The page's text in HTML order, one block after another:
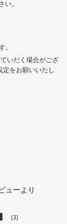
い。
。
いだく場合がござ
定をお願いいたし
ューより
3